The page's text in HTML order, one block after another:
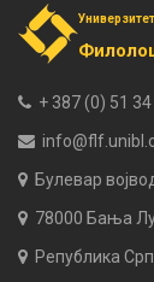
+ 387 (0) 51
Булевар
78000 Бања
Република